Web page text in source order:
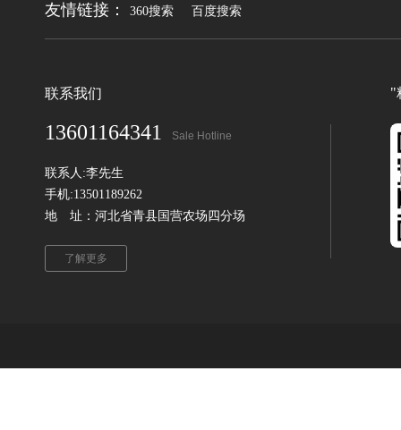
友情链接： 360搜索 百度搜索
联系我们
13601164341 Sale Hotline
联系人:李先生
手机:13501189262
地 址：河北省青县国营农场四分场
了解更多
"